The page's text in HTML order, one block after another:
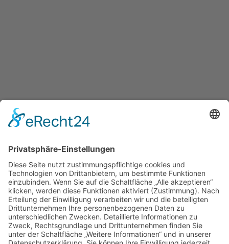
Startseite Beate Leßmann
Datenschutz
Impressum
© Beate Leßmann 2026